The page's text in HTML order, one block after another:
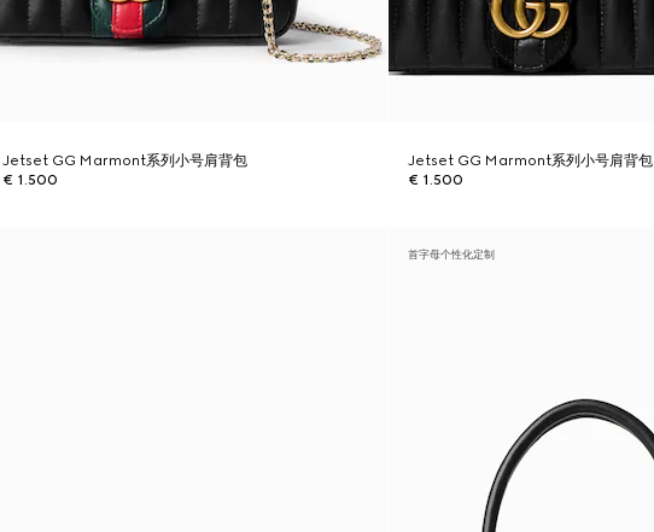
Jetset GG Marmont系列小号肩背包
€ 1.500
Jetset GG Marmont系列小号肩背包
€ 1.500
首字母个性化定制